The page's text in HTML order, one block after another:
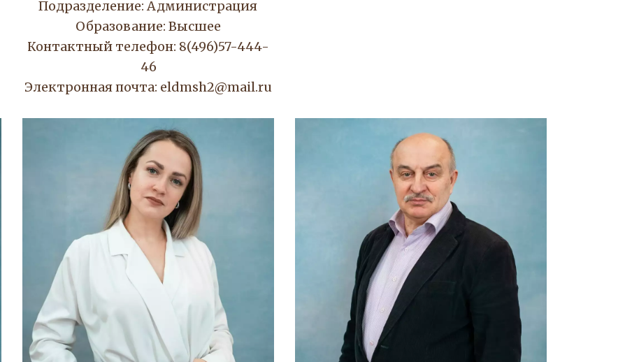
Подразделение: Администрация
Образование: Высшее
Контактный телефон: 8(496)57-444-
46
Электронная почта: eldmsh2@mail.ru